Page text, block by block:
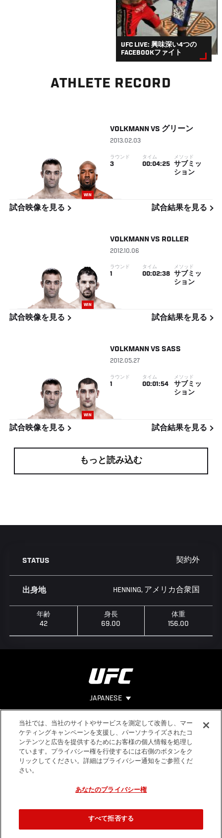
UFC LIVE: 興味深い4つの
FACEBOOKファイト
ATHLETE RECORD
WIN
VOLKMANN VS グリーン
2013.02.03
ラウンド
3
タイム
00:04:25
メソッド
サブミッ
ション
試合映像を見る 試合結果を見る
WIN
VOLKMANN VS ROLLER
2012.10.06
ラウンド
1
タイム
00:02:38
メソッド
サブミッ
ション
試合映像を見る 試合結果を見る
WIN
VOLKMANN VS SASS
2012.05.27
ラウンド
1
タイム
00:01:54
メソッド
サブミッ
ション
試合映像を見る 試合結果を見る
もっと読み込む
STATUS 契約外
出身地 HENNING, アメリカ合衆国
年齢
42
身長
69.00
体重
156.00
JAPANESE
Footer ヘルプ
法的事項
利用規約
個人情報保
当社では、当社のサイトやサービスを測定して改善し、マー
ケティングキャンペーンを支援し、パーソナライズされたコ
ンテンツと広告を提供するためにお客様の個人情報を処理し
ています。プライバシー権を行使するには右側のボタンをク
リックしてください。詳細はプライバシー通知をご参照くだ
さい。
あなたのプライバシー権
すべて拒否する